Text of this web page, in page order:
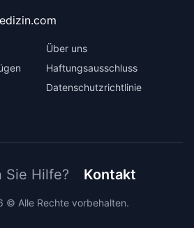
Über uns
Haftungsausschluss
Datenschutzrichtlinie
Sie Hilfe? Kontakt
© Alle Rechte vorbehalten.